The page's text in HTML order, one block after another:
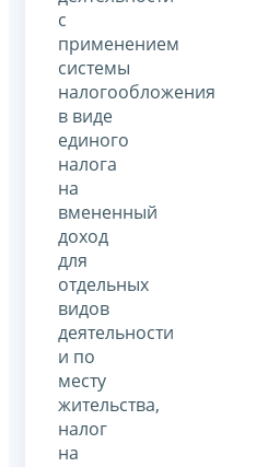
с
применением
системы
налогообложения
в виде
единого
налога
на
вмененный
доход
для
отдельных
видов
деятельности
и по
месту
жительства,
налог
на